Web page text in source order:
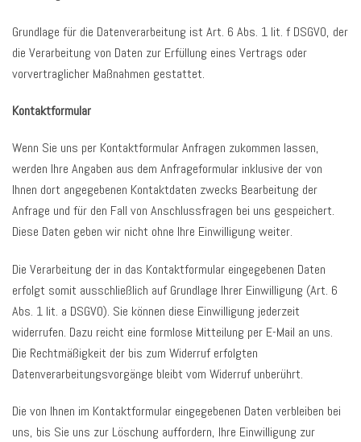
Grundlage für die Datenverarbeitung ist Art. 6 Abs. 1 lit. f DSGVO, der
die Verarbeitung von Daten zur Erfüllung eines Vertrags oder
vorvertraglicher Maßnahmen gestattet.
Kontaktformular
Wenn Sie uns per Kontaktformular Anfragen zukommen lassen,
werden Ihre Angaben aus dem Anfrageformular inklusive der von
Ihnen dort angegebenen Kontaktdaten zwecks Bearbeitung der
Anfrage und für den Fall von Anschlussfragen bei uns gespeichert.
Diese Daten geben wir nicht ohne Ihre Einwilligung weiter.
Die Verarbeitung der in das Kontaktformular eingegebenen Daten
erfolgt somit ausschließlich auf Grundlage Ihrer Einwilligung (Art. 6
Abs. 1 lit. a DSGVO). Sie können diese Einwilligung jederzeit
widerrufen. Dazu reicht eine formlose Mitteilung per E-Mail an uns.
Die Rechtmäßigkeit der bis zum Widerruf erfolgten
Datenverarbeitungsvorgänge bleibt vom Widerruf unberührt.
Die von Ihnen im Kontaktformular eingegebenen Daten verbleiben bei
uns, bis Sie uns zur Löschung auffordern, Ihre Einwilligung zur